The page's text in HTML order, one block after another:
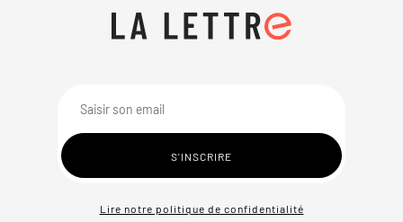
Lire notre politique de confidentialité